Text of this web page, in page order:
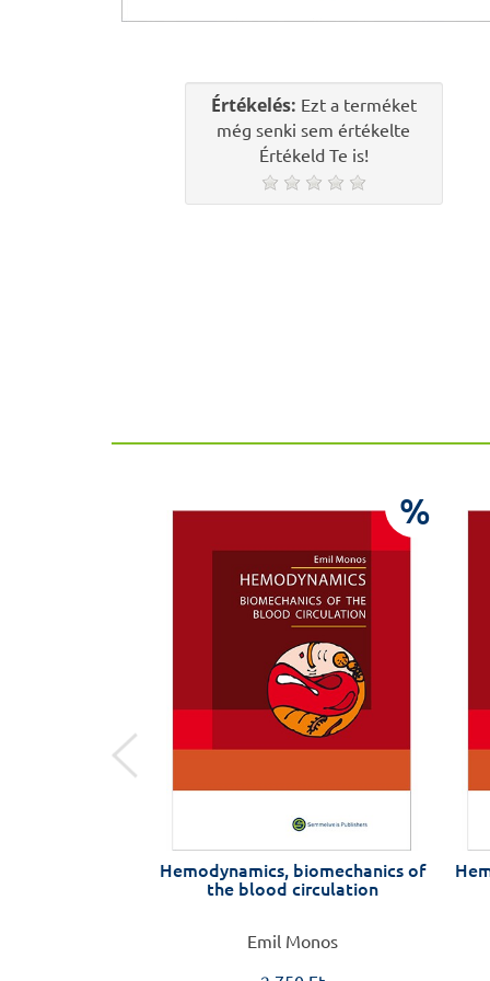
Értékelés: Ezt a terméket
még senki sem értékelte
Értékeld Te is!
%
Hemodynamics, biomechanics of
the blood circulation
Emil Monos